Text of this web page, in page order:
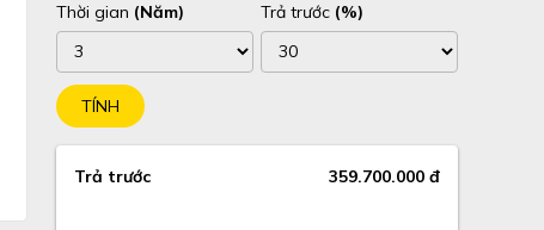
Thời gian (Năm) Trả trước (%)
TÍNH
Trả trước 359.700.000 đ